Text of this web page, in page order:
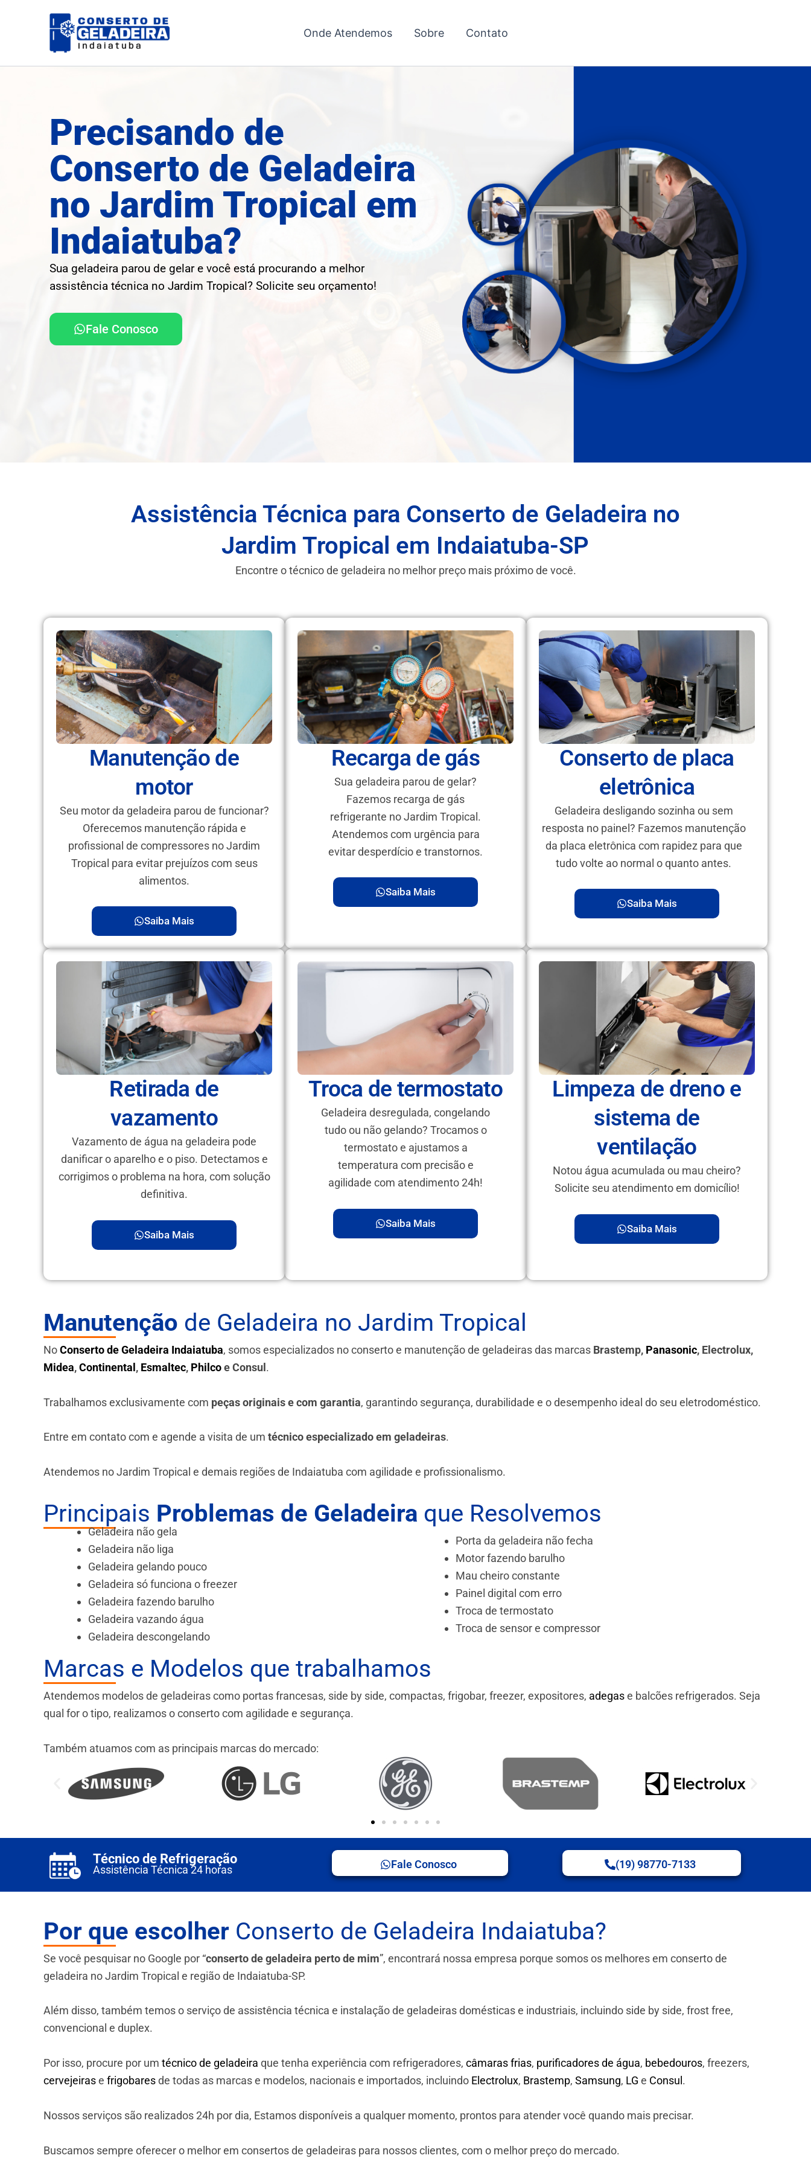
Onde Atendemos Sobre Contato
Precisando de
Conserto de Geladeira
no Jardim Tropical em
Indaiatuba?
Sua geladeira parou de gelar e você está procurando a melhor
assistência técnica no Jardim Tropical? Solicite seu orçamento!
Fale Conosco
Assistência Técnica para Conserto de Geladeira no
Jardim Tropical em Indaiatuba-SP
Encontre o técnico de geladeira no melhor preço mais próximo de você.
Manutenção de
motor
Seu motor da geladeira parou de funcionar?
Oferecemos manutenção rápida e
profissional de compressores no Jardim
Tropical para evitar prejuízos com seus
alimentos.
Saiba Mais
Recarga de gás
Sua geladeira parou de gelar?
Fazemos recarga de gás
refrigerante no Jardim Tropical.
Atendemos com urgência para
evitar desperdício e transtornos.
Saiba Mais
Conserto de placa
eletrônica
Geladeira desligando sozinha ou sem
resposta no painel? Fazemos manutenção
da placa eletrônica com rapidez para que
tudo volte ao normal o quanto antes.
Saiba Mais
Retirada de
vazamento
Vazamento de água na geladeira pode
danificar o aparelho e o piso. Detectamos e
corrigimos o problema na hora, com solução
definitiva.
Saiba Mais
Troca de termostato
Geladeira desregulada, congelando
tudo ou não gelando? Trocamos o
termostato e ajustamos a
temperatura com precisão e
agilidade com atendimento 24h!
Saiba Mais
Limpeza de dreno e
sistema de
ventilação
Notou água acumulada ou mau cheiro?
Solicite seu atendimento em domicílio!
Saiba Mais
Manutenção de Geladeira no Jardim Tropical
NoConserto de Geladeira Indaiatuba, somos especializados no conserto e manutenção de geladeiras das marcas Brastemp, Panasonic, Electrolux,
Midea,Continental , Esmaltec, Philcoe Consul .
Trabalhamos exclusivamente com peças originais e com garantia, garantindo segurança, durabilidade e o desempenho ideal do seu eletrodoméstico.
Entre em contato com e agende a visita de um técnico especializado em geladeiras.
Atendemos no Jardim Tropical e demais regiões de Indaiatuba com agilidade e profissionalismo.
Principais Problemas de Geladeira que Resolvemos
Geladeira não gela
Geladeira não liga
Geladeira gelando pouco
Geladeira só funciona o freezer
Geladeira fazendo barulho
Geladeira vazando água
Geladeira descongelando
Porta da geladeira não fecha
Motor fazendo barulho
Mau cheiro constante
Painel digital com erro
Troca de termostato
Troca de sensor e compressor
Marcas e Modelos que trabalhamos
Atendemos modelos de geladeiras como portas francesas, side by side, compactas, frigobar, freezer, expositores, adegase balcões refrigerados. Seja
qual for o tipo, realizamos o conserto com agilidade e segurança.
Também atuamos com as principais marcas do mercado:
Técnico de Refrigeração
Assistência Técnica 24 horas Fale Conosco (19) 98770-7133
Por que escolher Conserto de Geladeira Indaiatuba?
Se você pesquisar no Google por “conserto de geladeira perto de mim”, encontrará nossa empresa porque somos os melhores em conserto de
geladeira no Jardim Tropical e região de Indaiatuba-SP.
Além disso, também temos o serviço de assistência técnica e instalação de geladeiras domésticas e industriais, incluindo side by side, frost free,
convencional e duplex.
Por isso, procure por um técnico de geladeira que tenha experiência com refrigeradores, câmaras frias, purificadores de água, bebedouros, freezers,
cervejeirase frigobaresde todas as marcas e modelos, nacionais e importados, incluindo Electrolux, Brastemp, Samsung, LG e Consul .
Nossos serviços são realizados 24h por dia, Estamos disponíveis a qualquer momento, prontos para atender você quando mais precisar.
Buscamos sempre oferecer o melhor em consertos de geladeiras para nossos clientes, com o melhor preço do mercado.